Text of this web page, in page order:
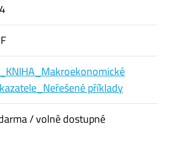
příklady
/ volně dostupné